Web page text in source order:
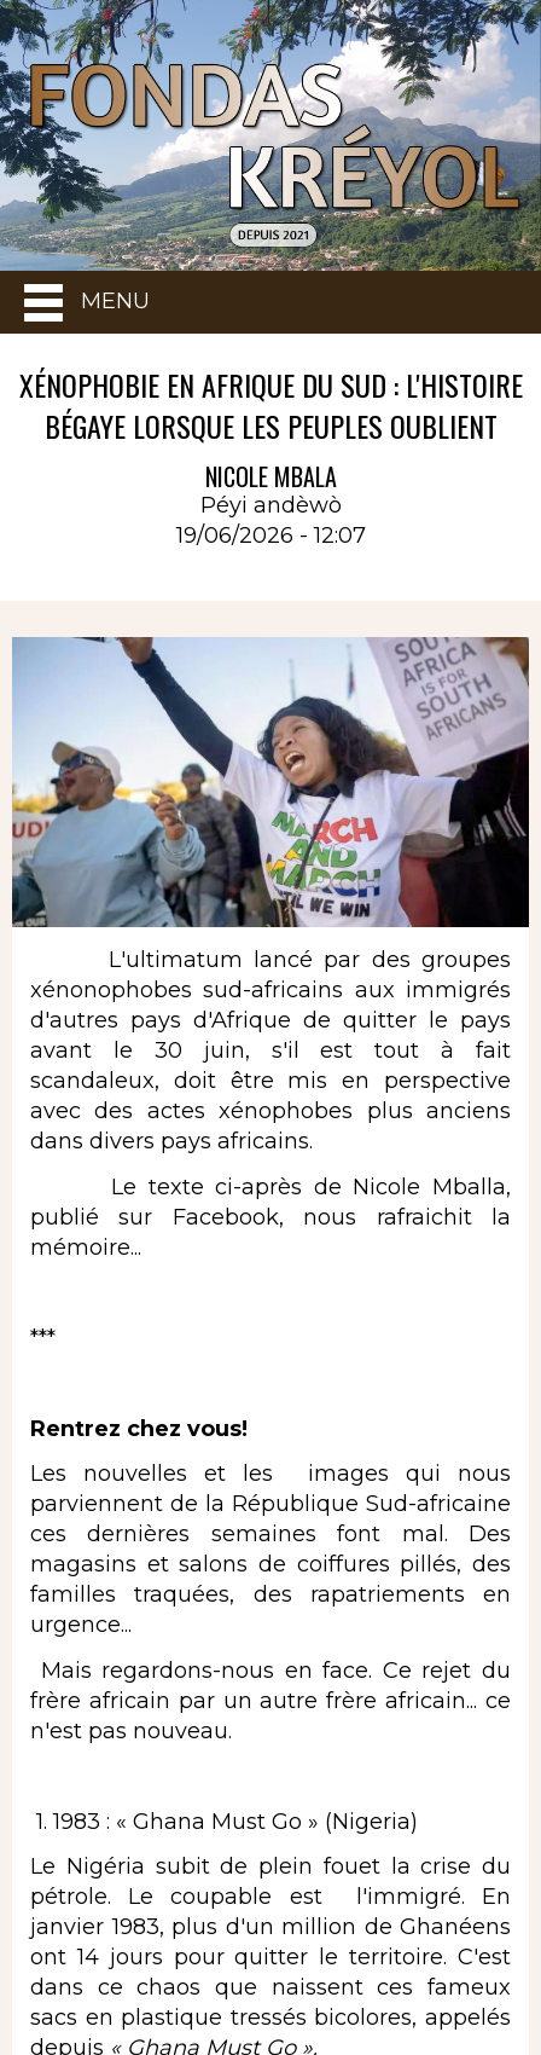
MENU
XÉNOPHOBIE EN AFRIQUE DU SUD : L'HISTOIRE
BÉGAYE LORSQUE LES PEUPLES OUBLIENT
NICOLE MBALA
Péyi andèwò
19/06/2026 - 12:07
L'ultimatum lancé par des groupes
xénonophobes sud-africains aux immigrés
d'autres pays d'Afrique de quitter le pays
avant le 30 juin, s'il est tout à fait
scandaleux, doit être mis en perspective
avec des actes xénophobes plus anciens
dans divers pays africains.
Le texte ci-après de Nicole Mballa,
publié sur Facebook, nous rafraichit la
mémoire...
***
Rentrez chez vous!
Les nouvelles et les images qui nous
parviennent de la République Sud-africaine
ces dernières semaines font mal. Des
magasins et salons de coiffures pillés, des
familles traquées, des rapatriements en
urgence...
​ Mais regardons-nous en face. Ce rejet du
frère africain par un autre frère africain... ce
n'est pas nouveau.
​ 1. 1983 : « Ghana Must Go » (Nigeria)
Le Nigéria subit de plein fouet la crise du
pétrole. Le coupable est l'immigré. En
janvier 1983, plus d'un million de Ghanéens
ont 14 jours pour quitter le territoire. C'est
dans ce chaos que naissent ces fameux
sacs en plastique tressés bicolores, appelés
depuis « Ghana Must Go ».